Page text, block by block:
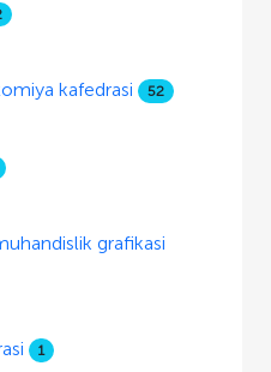
kafedrasi 52
grafikasi
1